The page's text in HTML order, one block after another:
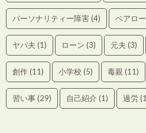
パーソナリティー障害(4) ペアロ
ヤバ夫 (1) ローン (3) 元夫 (3)
創作(11) 小学校 (5) 毒親 (11)
習い事(29) 自己紹介 (1) 過労